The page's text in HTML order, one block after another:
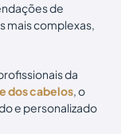
de
mais complexas,
da
dos cabelos, o
e personalizado